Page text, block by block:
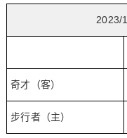
2023/
奇才（客）
步行者（主）